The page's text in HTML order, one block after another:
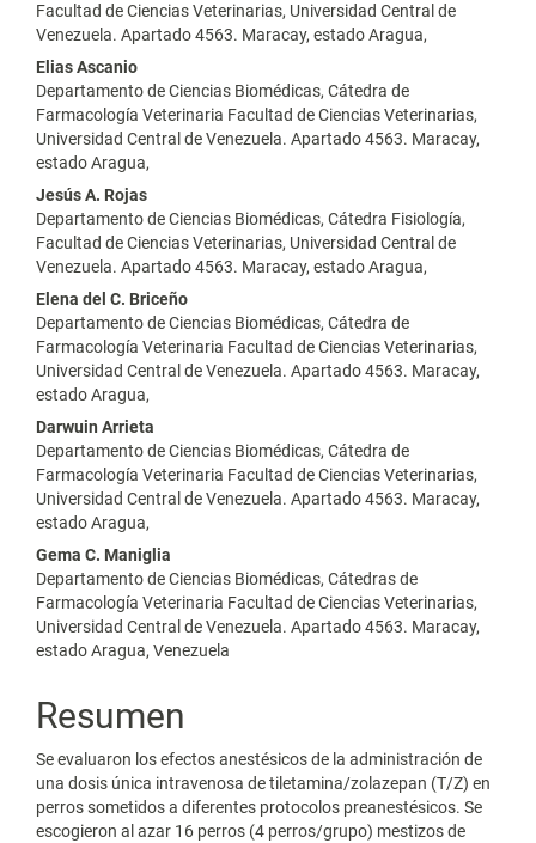
Facultad de Ciencias Veterinarias, Universidad Central de
Venezuela. Apartado 4563. Maracay, estado Aragua,
Elias Ascanio
Departamento de Ciencias Biomédicas, Cátedra de
Farmacología Veterinaria Facultad de Ciencias Veterinarias,
Universidad Central de Venezuela. Apartado 4563. Maracay,
estado Aragua,
Jesús A. Rojas
Departamento de Ciencias Biomédicas, Cátedra Fisiología,
Facultad de Ciencias Veterinarias, Universidad Central de
Venezuela. Apartado 4563. Maracay, estado Aragua,
Elena del C. Briceño
Departamento de Ciencias Biomédicas, Cátedra de
Farmacología Veterinaria Facultad de Ciencias Veterinarias,
Universidad Central de Venezuela. Apartado 4563. Maracay,
estado Aragua,
Darwuin Arrieta
Departamento de Ciencias Biomédicas, Cátedra de
Farmacología Veterinaria Facultad de Ciencias Veterinarias,
Universidad Central de Venezuela. Apartado 4563. Maracay,
estado Aragua,
Gema C. Maniglia
Departamento de Ciencias Biomédicas, Cátedras de
Farmacología Veterinaria Facultad de Ciencias Veterinarias,
Universidad Central de Venezuela. Apartado 4563. Maracay,
estado Aragua, Venezuela
Resumen
Se evaluaron los efectos anestésicos de la administración de
una dosis única intravenosa de tiletamina/zolazepan (T/Z) en
perros sometidos a diferentes protocolos preanestésicos. Se
escogieron al azar 16 perros (4 perros/grupo) mestizos de